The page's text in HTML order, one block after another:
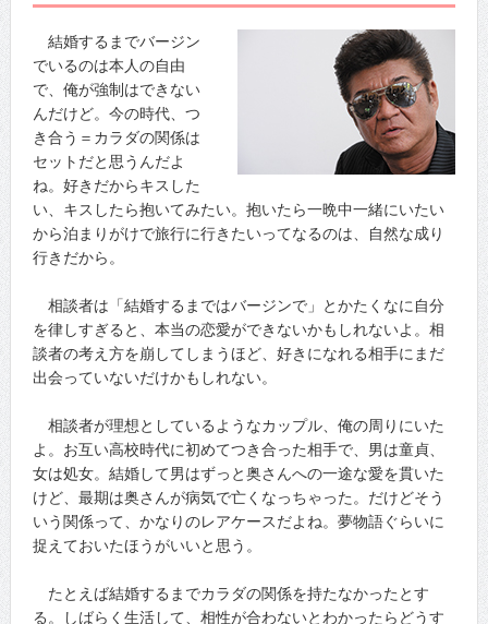
結婚するまでバージン
でいるのは本人の自由
で、俺が強制はできない
んだけど。今の時代、つ
き合う＝カラダの関係は
セットだと思うんだよ
ね。好きだからキスした
い、キスしたら抱いてみたい。抱いたら一晩中一緒にいたい
から泊まりがけで旅行に行きたいってなるのは、自然な成り
行きだから。
相談者は「結婚するまではバージンで」とかたくなに自分
を律しすぎると、本当の恋愛ができないかもしれないよ。相
談者の考え方を崩してしまうほど、好きになれる相手にまだ
出会っていないだけかもしれない。
相談者が理想としているようなカップル、俺の周りにいた
よ。お互い高校時代に初めてつき合った相手で、男は童貞、
女は処女。結婚して男はずっと奥さんへの一途な愛を貫いた
けど、最期は奥さんが病気で亡くなっちゃった。だけどそう
いう関係って、かなりのレアケースだよね。夢物語ぐらいに
捉えておいたほうがいいと思う。
たとえば結婚するまでカラダの関係を持たなかったとす
る。しばらく生活して、相性が合わないとわかったらどうす